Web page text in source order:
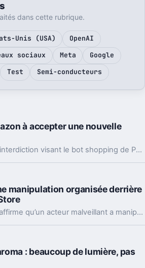
dans cette rubrique.
Unis (USA)
OpenAI
sociaux Meta
Google
Test Semi-conducteurs
à accepter une nouvelle
La justice d’appel lève l’interdiction visant le bot shopping de Perplexity sur Amazon. Une victoire nette, mais loin d’être la fin du match.
manipulation organisée derrière
Le patron de Telegram affirme qu’un acteur malveillant a manipulé les signalements pour faire retirer l’app par Apple. Un précédent qui inquiète vraiment.
: beaucoup de lumière, pas